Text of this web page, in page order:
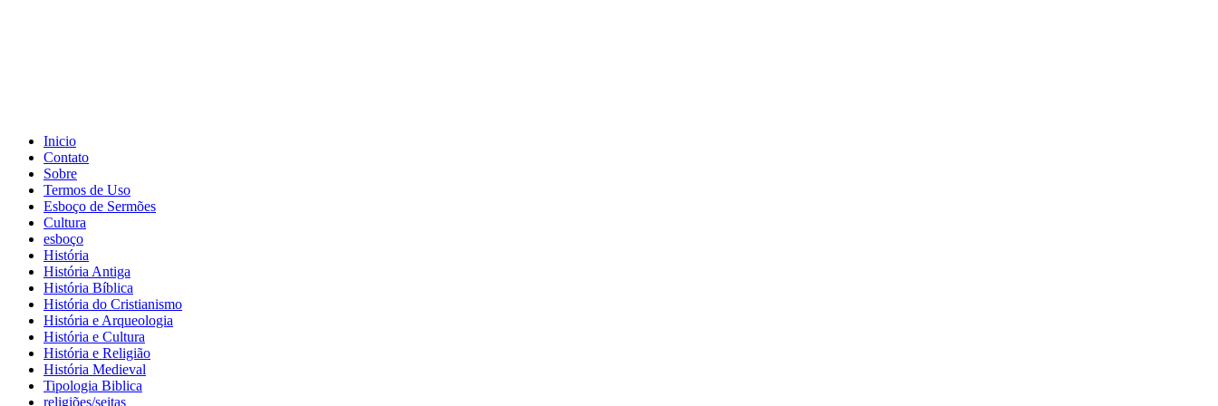
Inicio
Contato
Sobre
Termos de Uso
Esboço de Sermões
Cultura
esboço
História
História Antiga
História Bíblica
História do Cristianismo
História e Arqueologia
História e Cultura
História e Religião
História Medieval
Tipologia Biblica
religiões/seitas